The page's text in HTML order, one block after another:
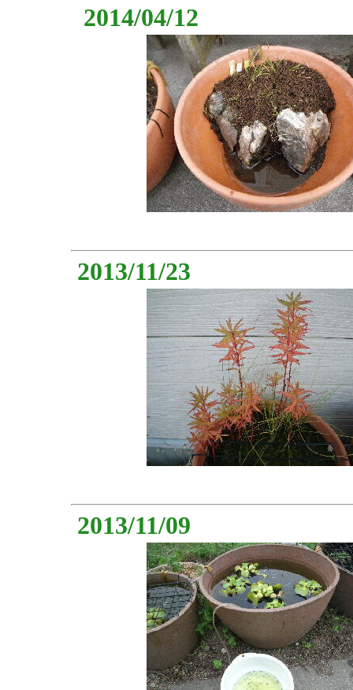
2014/04/12
2013/11/23
2013/11/09